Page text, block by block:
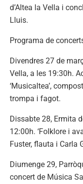
d’Altea la Vella i
Lluis.
Programa de
Divendres 27 de
Vella, a les 19:30h.
‘Musicaltea’,
trompa i fagot.
Dissabte 28, Ermita
12:00h. ‘Folklore i
Fuster, flauta i Carla
Diumenge 29,
concert de Música